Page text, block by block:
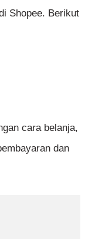
Shopee. Berikut
cara belanja,
dan